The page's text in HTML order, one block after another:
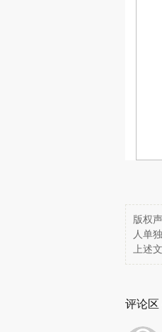
版权
人单
上述
评论区